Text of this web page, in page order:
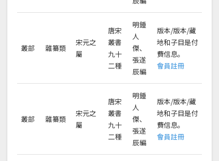
叢部 雜纂類
宋元之
屬
唐宋
叢書
九十
二種
明鍾
人
傑、
張遂
辰編
版本/版本/藏
地和子目是付
費信息。
會員註冊
叢部 雜纂類
宋元之
屬
唐宋
叢書
九十
二種
明鍾
人
傑、
張遂
辰編
版本/版本/藏
地和子目是付
費信息。
會員註冊